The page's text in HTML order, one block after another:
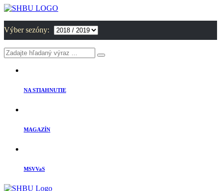
Výber sezóny:
NA STIAHNUTIE
MAGAZÍN
MSVVaS